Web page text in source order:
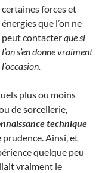
certaines forces et
énergies que l’on ne
peut contacterque si
l’on s’en donne vraiment
l’occasion.
plus ou moins
de sorcellerie,
technique
prudence. Ainsi, et
quelque peu
vraiment le